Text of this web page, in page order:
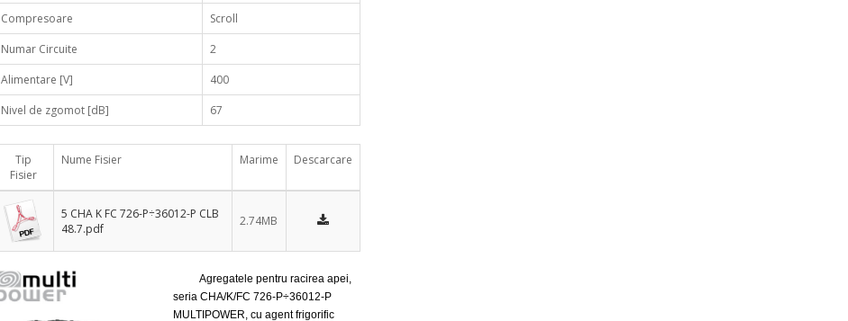
Compresoare
Scroll
Numar Circuite
2
Alimentare [V]
400
Nivel de zgomot [dB]
67
Tip
Fisier
Nume Fisier Marime Descarcare
5 CHA K FC 726-P÷36012-P CLB
48.7.pdf
2.74MB
Agregatele pentru racirea apei,
seria CHA/K/FC 726-P÷36012-P
MULTIPOWER, cu agent frigorific